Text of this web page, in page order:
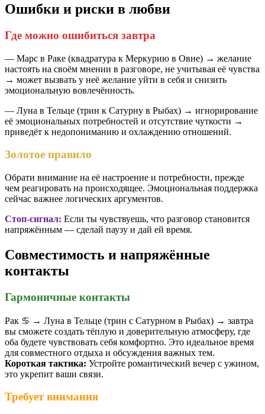
Ошибки и риски в любви
Где можно ошибиться завтра
— Марс в Раке (квадратура к Меркурию в Овне) → желание
настоять на своём мнении в разговоре, не учитывая её чувства
→ может вызвать у неё желание уйти в себя и снизить
эмоциональную вовлечённость.
— Луна в Тельце (трин к Сатурну в Рыбах) → игнорирование
её эмоциональных потребностей и отсутствие чуткости →
приведёт к недопониманию и охлаждению отношений.
Золотое правило
Обрати внимание на её настроение и потребности, прежде
чем реагировать на происходящее. Эмоциональная поддержка
сейчас важнее логических аргументов.
Стоп-сигнал: Если ты чувствуешь, что разговор становится
напряжённым — сделай паузу и дай ей время.
Совместимость и напряжённые
контакты
Гармоничные контакты
Рак ♋️ → Луна в Тельце (трин с Сатурном в Рыбах) → завтра
вы сможете создать тёплую и доверительную атмосферу, где
оба будете чувствовать себя комфортно. Это идеальное время
для совместного отдыха и обсуждения важных тем.
Короткая тактика: Устройте романтический вечер с ужином,
это укрепит ваши связи.
Требует внимания